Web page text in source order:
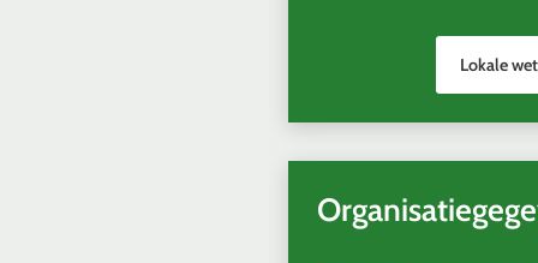
Lokale
(Verwijst
een
externe